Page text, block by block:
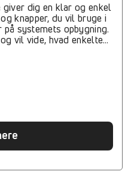
giver dig en klar og enkel
knapper, du vil bruge i
systemets opbygning.
vil vide, hvad enkelte
Læs
får mest ud af Geonote!